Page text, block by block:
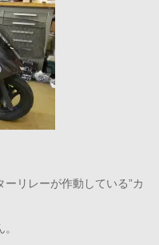
リレーが作動している”カ